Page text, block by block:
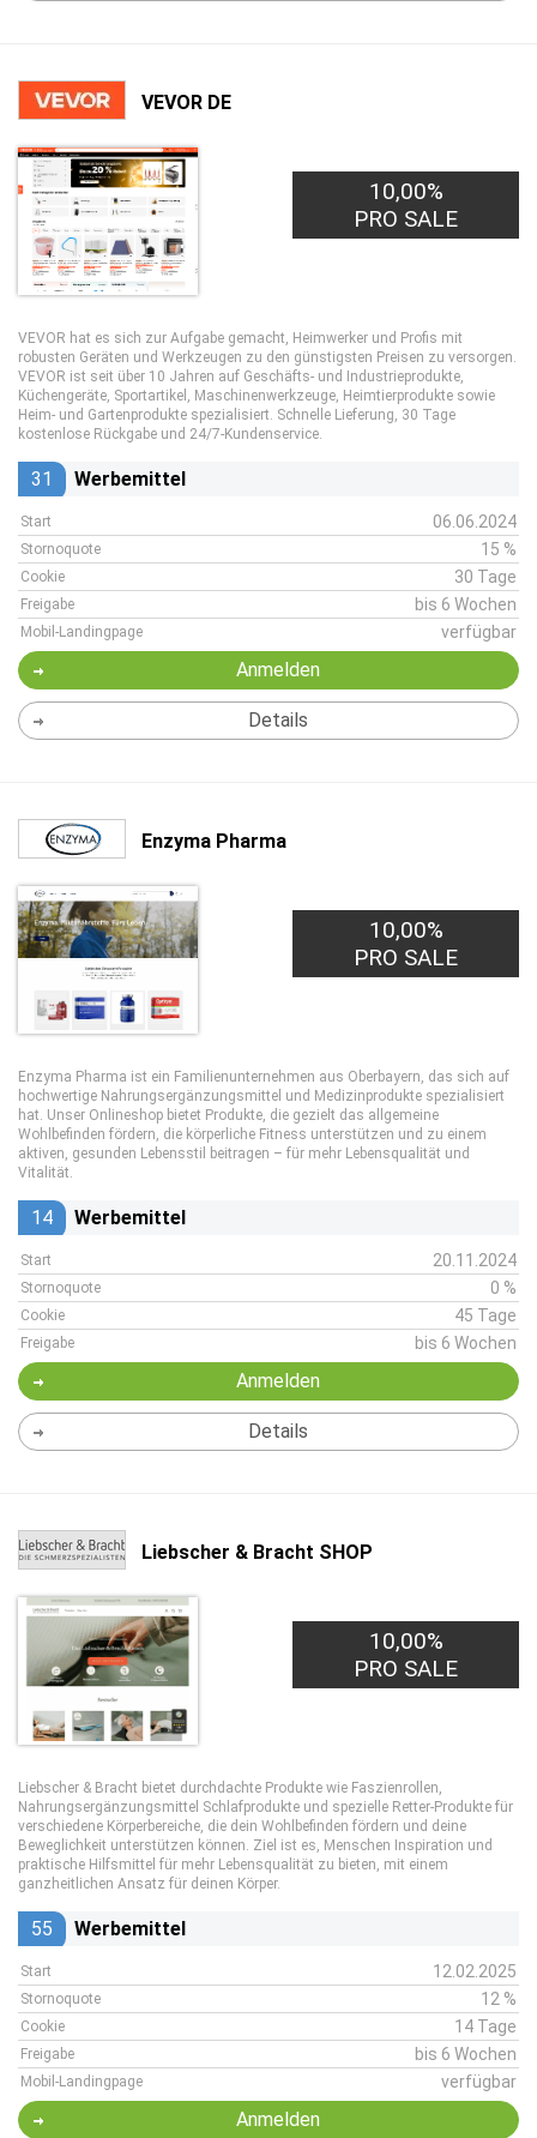
VEVOR DE
10,00%
PRO SALE
VEVOR hat es sich zur Aufgabe gemacht, Heimwerker und Profis mit
robusten Geräten und Werkzeugen zu den günstigsten Preisen zu versorgen.
VEVOR ist seit über 10 Jahren auf Geschäfts- und Industrieprodukte,
Küchengeräte, Sportartikel, Maschinenwerkzeuge, Heimtierprodukte sowie
Heim- und Gartenprodukte spezialisiert. Schnelle Lieferung, 30 Tage
kostenlose Rückgabe und 24/7-Kundenservice.
31 Werbemittel
Start 06.06.2024
Stornoquote 15 %
Cookie 30 Tage
Freigabe bis 6 Wochen
Mobil-Landingpage verfügbar
Anmelden
Details
Enzyma Pharma
10,00%
PRO SALE
Enzyma Pharma ist ein Familienunternehmen aus Oberbayern, das sich auf
hochwertige Nahrungsergänzungsmittel und Medizinprodukte spezialisiert
hat. Unser Onlineshop bietet Produkte, die gezielt das allgemeine
Wohlbefinden fördern, die körperliche Fitness unterstützen und zu einem
aktiven, gesunden Lebensstil beitragen – für mehr Lebensqualität und
Vitalität.
14 Werbemittel
Start 20.11.2024
Stornoquote 0 %
Cookie 45 Tage
Freigabe bis 6 Wochen
Anmelden
Details
Liebscher & Bracht SHOP
10,00%
PRO SALE
Liebscher & Bracht bietet durchdachte Produkte wie Faszienrollen,
Nahrungsergänzungsmittel Schlafprodukte und spezielle Retter-Produkte für
verschiedene Körperbereiche, die dein Wohlbefinden fördern und deine
Beweglichkeit unterstützen können. Ziel ist es, Menschen Inspiration und
praktische Hilfsmittel für mehr Lebensqualität zu bieten, mit einem
ganzheitlichen Ansatz für deinen Körper.
55 Werbemittel
Start 12.02.2025
Stornoquote 12 %
Cookie 14 Tage
Freigabe bis 6 Wochen
Mobil-Landingpage verfügbar
Anmelden